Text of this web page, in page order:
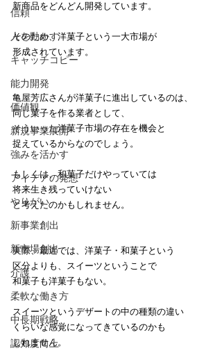
信頼
人を動かす
キャッチコピー
能力開発
価値観
新規事業展開
強みを活かす
アイデアの発想
やりがい
新事業創出
新市場創出
介護
柔軟な働き方
中長期戦略
認知度向上
新商品をどんどん開発しています。
そのため、洋菓子という一大市場が
形成されています。
亀屋芳広さんが洋菓子に進出しているのは、
同じ菓子を作る業者として、
そういった洋菓子市場の存在を機会と
捉えているからなのでしょう。
もしくは、和菓子だけやっていては
将来生き残っていけない
と考えたのかもしれません。
実際、最近では、洋菓子・和菓子という
区分よりも、スイーツということで
和菓子も洋菓子もない。
スイーツというデザートの中の種類の違い
くらいな感覚になってきているのかも
しれません。